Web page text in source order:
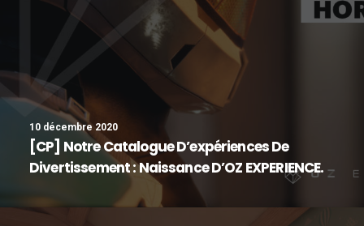
10 décembre 2020
[CP] Notre Catalogue D’expériences De
Divertissement : Naissance D’OZ EXPERIENCE.